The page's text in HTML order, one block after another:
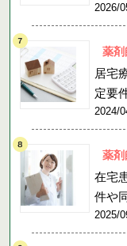
2026/
薬
居宅
定要
2024/
薬
在宅
件や
2025/